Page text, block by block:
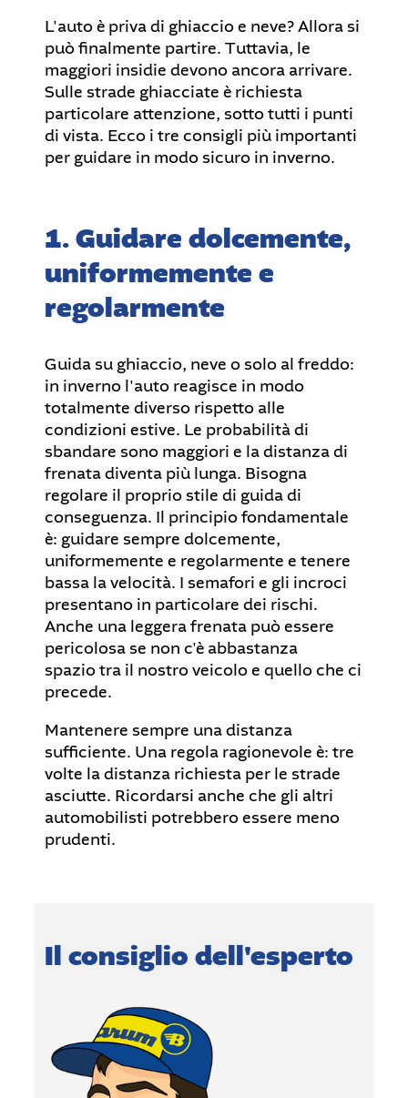
L'auto è priva di ghiaccio e neve? Allora si
può finalmente partire. Tuttavia, le
maggiori insidie devono ancora arrivare.
Sulle strade ghiacciate è richiesta
particolare attenzione, sotto tutti i punti
di vista. Ecco i tre consigli più importanti
per guidare in modo sicuro in inverno.
1. Guidare dolcemente,
uniformemente e
regolarmente
Guida su ghiaccio, neve o solo al freddo:
in inverno l'auto reagisce in modo
totalmente diverso rispetto alle
condizioni estive. Le probabilità di
sbandare sono maggiori e la distanza di
frenata diventa più lunga. Bisogna
regolare il proprio stile di guida di
conseguenza. Il principio fondamentale
è: guidare sempre dolcemente,
uniformemente e regolarmente e tenere
bassa la velocità. I semafori e gli incroci
presentano in particolare dei rischi.
Anche una leggera frenata può essere
pericolosa se non c'è abbastanza
spazio tra il nostro veicolo e quello che ci
precede.
Mantenere sempre una distanza
sufficiente. Una regola ragionevole è: tre
volte la distanza richiesta per le strade
asciutte. Ricordarsi anche che gli altri
automobilisti potrebbero essere meno
prudenti.
Il consiglio dell'esperto